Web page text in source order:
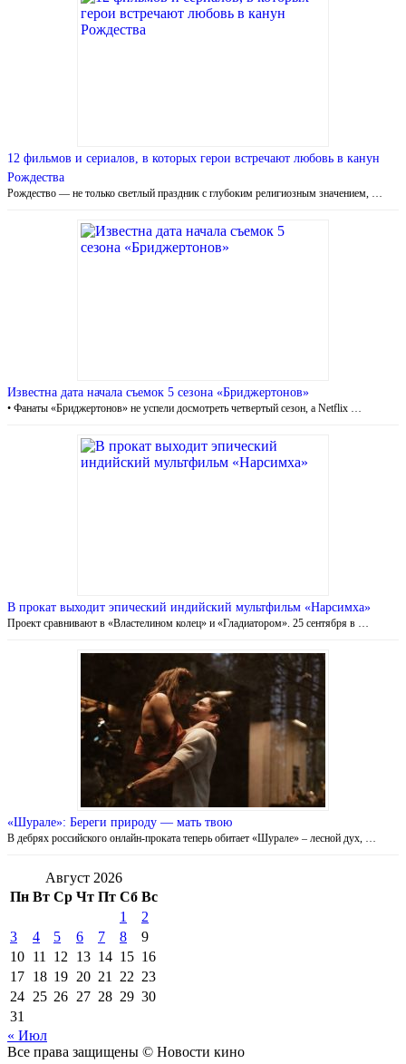
12 фильмов и сериалов, в которых герои встречают любовь в канун
Рождества
Рождество — не только светлый праздник с глубоким религиозным значением, …
Известна дата начала съемок 5 сезона «Бриджертонов»
• Фанаты «Бриджертонов» не успели досмотреть четвертый сезон, а Netflix …
В прокат выходит эпический индийский мультфильм «Нарсимха»
Проект сравнивают в «Властелином колец» и «Гладиатором». 25 сентября в …
«Шурале»: Береги природу — мать твою
В дебрях российского онлайн-проката теперь обитает «Шурале» – лесной дух, …
Август 2026
Пн Вт Ср Чт Пт Сб Вс
1
2
3
4 5 6 7 8
9
10 11 12 13 14 15 16
17 18 19 20 21 22 23
24 25 26 27 28 29 30
31
« Июл
Все права защищены © Новости кино